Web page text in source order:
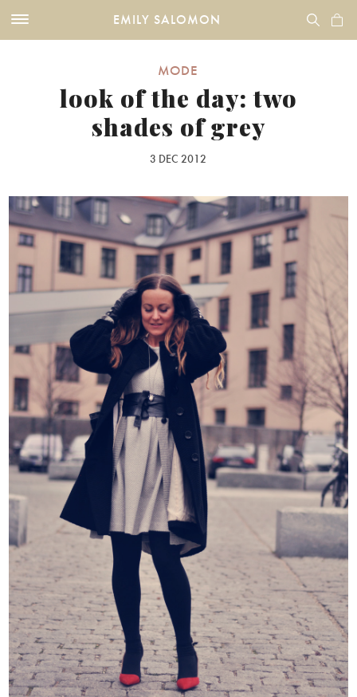
EMILY SALOMON
MODE
look of the day: two
shades of grey
3 DEC 2012